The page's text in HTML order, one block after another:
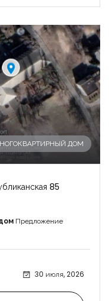
ДОМ
85
Предложение
30 июля, 2026